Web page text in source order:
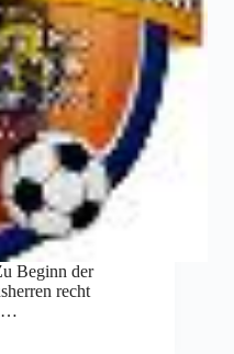
Beginn der
recht